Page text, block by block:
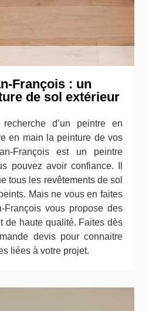
François : un
de sol extérieur
d’un peintre en
en main la peinture de vos
François est un peintre
pouvez avoir confiance. Il
tous les revêtements de sol
Mais ne vous en faites
François vous propose des
de haute qualité. Faites dès
devis pour connaitre
liées à votre projet.